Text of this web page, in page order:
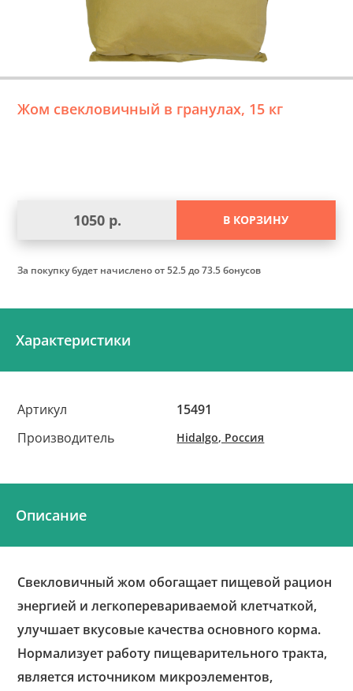
Жом свекловичный в гранулах, 15 кг
1050 р. В КОРЗИНУ
За покупку будет начисленоот 52.5 до 73.5 бонусов
Характеристики
Артикул
15491
Производитель
Hidalgo, Россия
Описание
Свекловичный жом обогащает пищевой рацион
энергией и легкоперевариваемой клетчаткой,
улучшает вкусовые качества основного корма.
Нормализует работу пищеварительного тракта,
является источником микроэлементов,